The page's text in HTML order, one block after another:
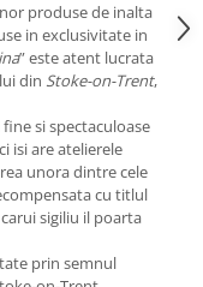
produse de inalta
in exclusivitate in
” este atent lucrata
din Stoke-on-Trent,
si spectaculoase
isi are atelierele
unora dintre cele
cu titlul
sigiliu il poarta
prin semnul